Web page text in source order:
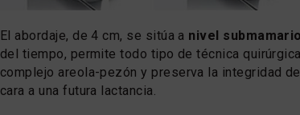
El abordaje, de 4 cm, se sitúa a nivel submamario
del tiempo, permite todo tipo de técnica
complejo areola-pezón y preserva la integridad
cara a una futura lactancia.